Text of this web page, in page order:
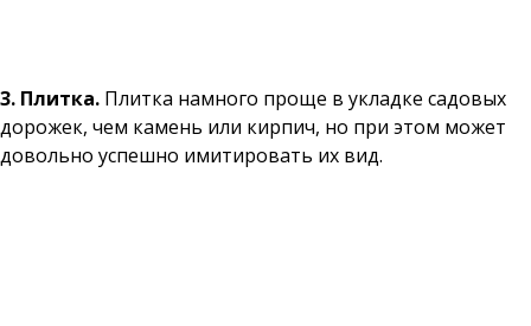
3. Плитка. Плитка намного проще в укладке садовых
дорожек, чем камень или кирпич, но при этом может
довольно успешно имитировать их вид.